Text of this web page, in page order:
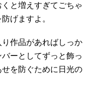
と増えすぎてごちゃ
げますよ。
作品があればしっか
ーとしてずっと飾っ
を防ぐために日光の